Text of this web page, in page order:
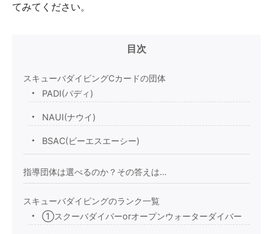
てみてください。
目次
スキューバダイビングCカードの団体
PADI(パディ)
NAUI(ナウイ)
BSAC(ビーエスエーシー)
指導団体は選べるのか？その答えは…
スキューバダイビングのランク一覧
①スクーバダイバーorオープンウォーターダイバー